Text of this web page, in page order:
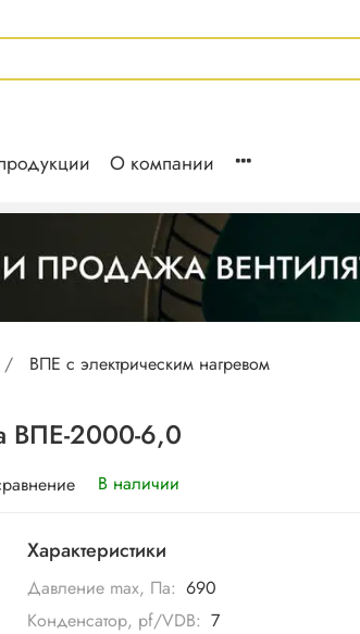
О компании
ВПЕ с электрическим нагревом
ВПЕ-2000-6,0
В наличии
Характеристики
Давление max, Па: 690
Конденсатор, pf/VDB: 7